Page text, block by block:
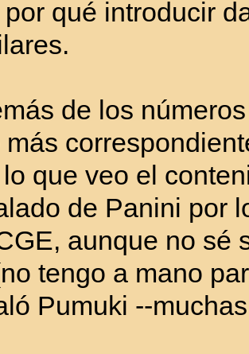
por qué introducir
de los
más
que veo el
de Panini por
aunque no sé
tengo a mano
Pumuki --